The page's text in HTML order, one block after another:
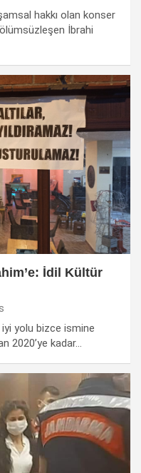
hakkı olan konser
İbrahi
İdil Kültür
iyi yolu bizce ismine
2020’ye kadar…